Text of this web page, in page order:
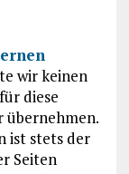
wir keinen
diese
übernehmen.
ist stets der
Seiten